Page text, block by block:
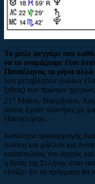
Το μπλε φεγγάρι που
να το ονομάζουμε έτσι
Πανσέληνος το μήνα αλλά
των μεταβλητών ζωδίων
Ιχθείς) των πρώτων ημερών,
21 η Μαΐου, Νοεμβρίου,
όσους έχουν πλανήτες με
Πανσελήνου.
Ικανότητα προσαρμογής
ζωδίου και μάλλον και
καταστολέας του άγχους
η θέση της Σελήνης στον
ελπίζει ότι τα πράγματα θα